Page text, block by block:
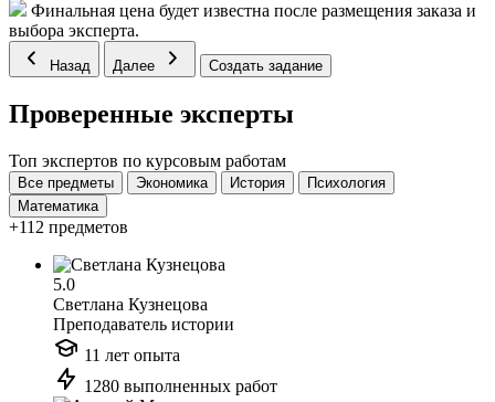
Финальная цена будет известна после размещения заказа и
выбора эксперта.
Назад Далее Создать задание
Проверенные эксперты
Топ экспертов по курсовым работам
Все предметы Экономика История
Психология
Математика
+112 предметов
5.0
Светлана Кузнецова
Преподаватель истории
11 лет опыта
1280 выполненных работ